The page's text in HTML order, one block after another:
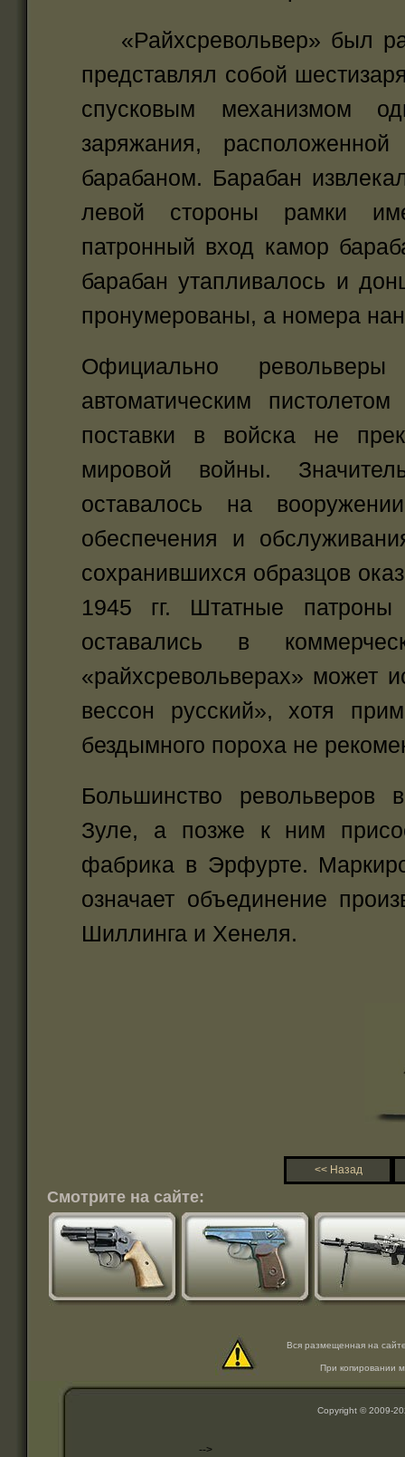
«Райхсревольвер» был
представлял собой
спусковым механизмом
заряжания,
барабаном. Барабан
левой стороны рамки
патронный вход камор
барабан утапливалось и
пронумерованы, а номера
Официально
автоматическим
поставки в войска не
мировой войны.
оставалось на
обеспечения и
сохранившихся образцов
1945 гг. Штатные
оставались в
«райхсревольверах» может
вессон русский», хотя
бездымного пороха не
Большинство револьверов
Зуле, а позже к ним
фабрика в Эрфурте.
означает объединение
Шиллинга и Хенеля.
<< Назад
Смотрите на сайте:
Вся размещенная на
При копировании
Copyright © 2009-
-->